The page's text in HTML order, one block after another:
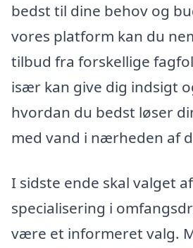
bedst til dine behov og
vores platform kan du
tilbud fra forskellige
især kan give dig indsigt
hvordan du bedst løser
med vand i nærheden af
I sidste ende skal valget
specialisering i
være et informeret valg.